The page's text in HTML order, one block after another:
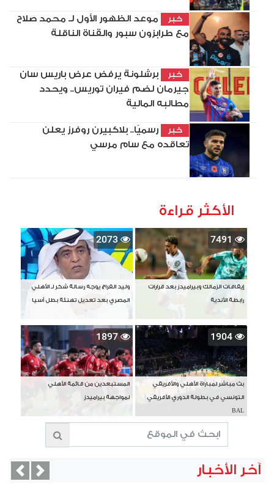
خبر
موعد الظهور الأول لـ محمد صلاح
مع طرابزون سبور والقناة الناقلة
خبر
برشلونة يرفض عرض باريس سان
جيرمان لضم فيران توريس.. ويحدد
مطالبه المالية
خبر
رسميًا.. بلاكبيرن روفرز يعلن
تعاقده مع سام مرسي
الأكثر قراءة
7491
إيقافات الزمالك وبيراميدز بعد قرارات
رابطة الأندية
2073
وليد الفراج يوجه رسالة شكر لـ الأهلي
المصري بعد تعديل تهنئة بطل آسيا
1904
بث مباشر لمباراة الأهلي والأفريقي
التونسي في بطولة الدوري الأفريقي
BAL
1897
المستبعدين من قائمة الأهلي
لمواجهة بيراميدز
آخر الأخبار Next